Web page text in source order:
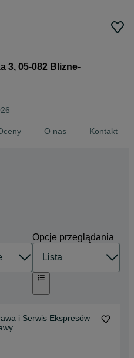
3, 05-082 Blizne-
O nas Kontakt
Opcje przeglądania
i Serwis Ekspresów